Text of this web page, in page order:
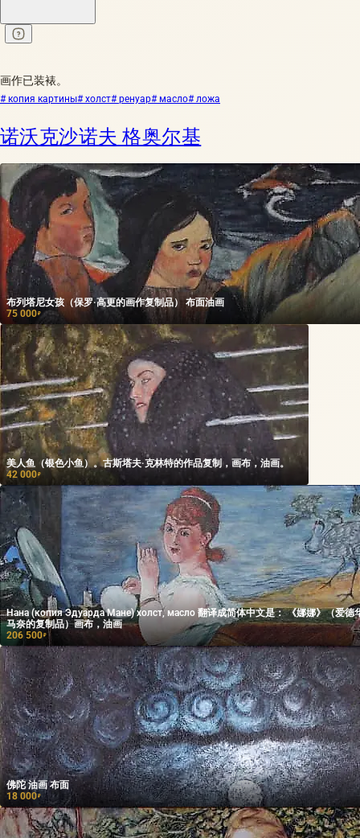
画作已装裱。
# копия картины# холст# ренуар# масло# ложа
诺沃克沙诺夫 格奥尔基
布列塔尼女孩（保罗·高更的画作复制品） 布面油画
75 000₽
美人鱼（银色小鱼）。古斯塔夫·克林特的作品复制，画布，油画。
42 000₽
Нана (копия Эдуарда Мане) холст, масло 翻译成简体中文是： 《娜娜》（爱德华·
马奈的复制品）画布，油画
206 500₽
佛陀 油画 布面
18 000₽